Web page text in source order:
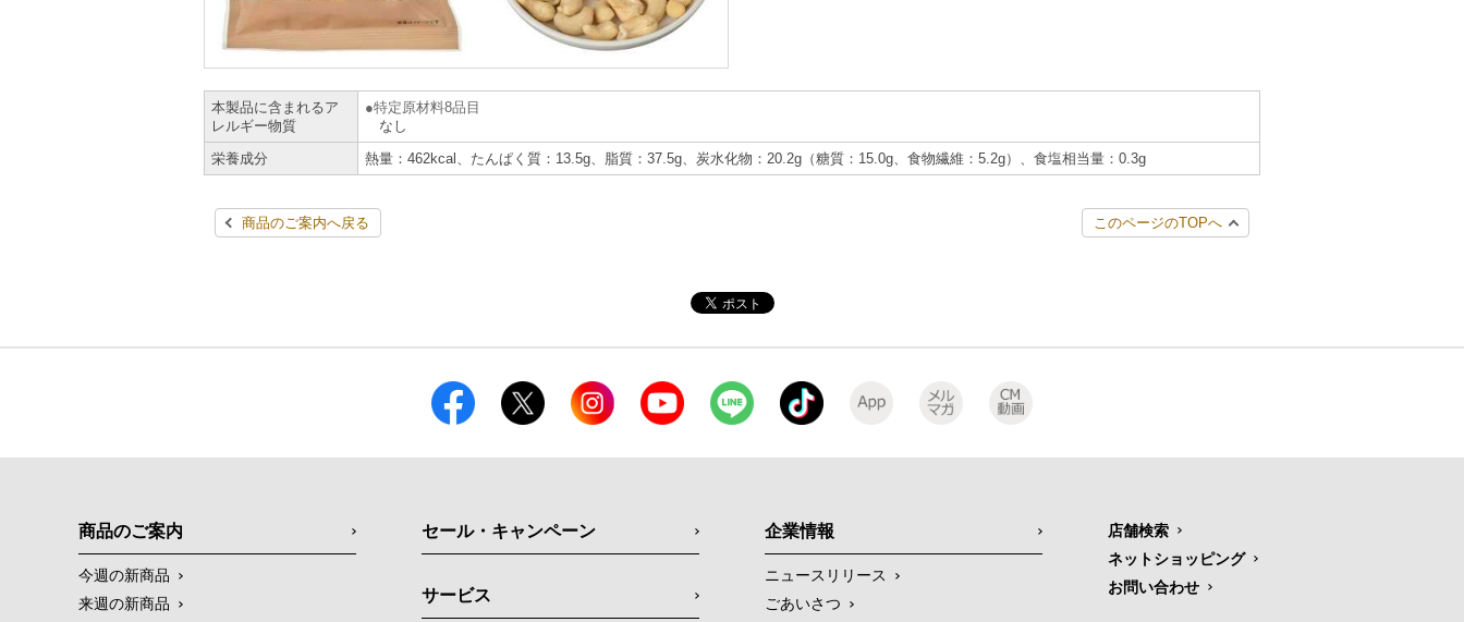
本製品に含まれるア
レルギー物質
特定原材料8品目
なし
栄養成分
熱量：462kcal、たんぱく質：13.5g、脂質：37.5g、炭水化物：20.2g（糖質：15.0g、食物繊維：5.2g）、食塩相当量：0.3g
商品のご案内へ戻る このページのTOPへ
商品のご案内
今週の新商品
来週の新商品
セール・キャンペーン
サービス
企業情報
ニュースリリース
ごあいさつ
店舗検索
ネットショッピング
お問い合わせ